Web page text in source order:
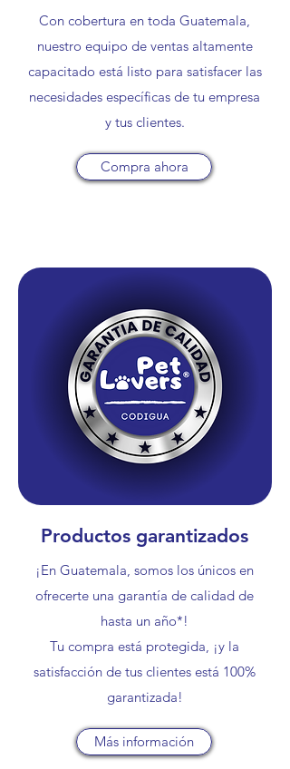
Con cobertura en toda Guatemala,
nuestro equipo de ventas altamente
capacitado está listo para satisfacer las
necesidades específicas de tu empresa
y tus clientes.
Compra ahora
Productos garantizados
¡En Guatemala, somos los únicos en
ofrecerte una garantía de calidad de
hasta un año*!
Tu compra está protegida, ¡y la
satisfacción de tus clientes está 100%
garantizada!
Más información